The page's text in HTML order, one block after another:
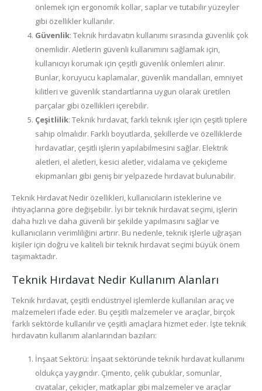
önlemek için ergonomik kollar, saplar ve tutabilir yüzeyler
gibi özellikler kullanılır.
Güvenlik: Teknik hırdavatın kullanımı sırasında güvenlik çok
önemlidir. Aletlerin güvenli kullanımını sağlamak için,
kullanıcıyı korumak için çeşitli güvenlik önlemleri alınır.
Bunlar, koruyucu kaplamalar, güvenlik mandalları, emniyet
kilitleri ve güvenlik standartlarına uygun olarak üretilen
parçalar gibi özellikleri içerebilir.
Çeşitlilik: Teknik hırdavat, farklı teknik işler için çeşitli tiplere
sahip olmalıdır. Farklı boyutlarda, şekillerde ve özelliklerde
hırdavatlar, çeşitli işlerin yapılabilmesini sağlar. Elektrik
aletleri, el aletleri, kesici aletler, vidalama ve çekiçleme
ekipmanları gibi geniş bir yelpazede hırdavat bulunabilir.
Teknik Hırdavat Nedir özellikleri, kullanıcıların isteklerine ve
ihtiyaçlarına göre değişebilir. İyi bir teknik hırdavat seçimi, işlerin
daha hızlı ve daha güvenli bir şekilde yapılmasını sağlar ve
kullanıcıların verimliliğini artırır. Bu nedenle, teknik işlerle uğraşan
kişiler için doğru ve kaliteli bir teknik hırdavat seçimi büyük önem
taşımaktadır.
Teknik Hırdavat Nedir Kullanım Alanları
Teknik hırdavat, çeşitli endüstriyel işlemlerde kullanılan araç ve
malzemeleri ifade eder. Bu çeşitli malzemeler ve araçlar, birçok
farklı sektörde kullanılır ve çeşitli amaçlara hizmet eder. İşte teknik
hırdavatın kullanım alanlarından bazıları:
İnşaat Sektörü: İnşaat sektöründe teknik hırdavat kullanımı
oldukça yaygındır. Çimento, çelik çubuklar, somunlar,
cıvatalar, çekiçler, matkaplar gibi malzemeler ve araçlar